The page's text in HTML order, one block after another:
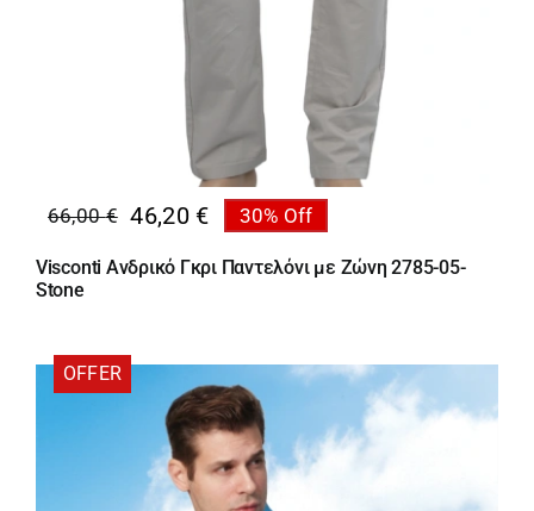
66,00€
Original
price
was:
46,20 €
Η
τρέχουσα
τιμή
30% Off
Visconti Ανδρικό Γκρι Παντελόνι με Ζώνη 2785-05-
Stone
OFFER